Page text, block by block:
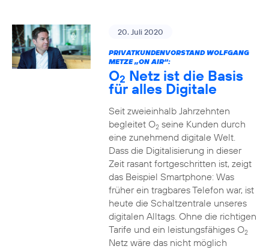
20. Juli 2020
PRIVATKUNDENVORSTAND WOLFGANG
METZE „ON AIR“:
O2 Netz ist die Basis
für alles Digitale
Seit zweieinhalb Jahrzehnten
begleitet O2seine Kunden durch
eine zunehmend digitale Welt.
Dass die Digitalisierung in dieser
Zeit rasant fortgeschritten ist, zeigt
das Beispiel Smartphone: Was
früher ein tragbares Telefon war, ist
heute die Schaltzentrale unseres
digitalen Alltags. Ohne die richtigen
Tarife und ein leistungsfähiges O2
Netz wäre das nicht möglich